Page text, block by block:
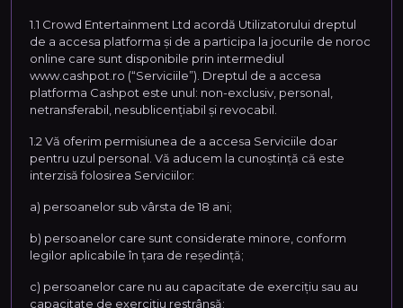
1.1 Crowd Entertainment Ltd acordă Utilizatorului dreptul
de a accesa platforma și de a participa la jocurile de noroc
online care sunt disponibile prin intermediul
www.cashpot.ro (“Serviciile”). Dreptul de a accesa
platforma Cashpot este unul: non-exclusiv, personal,
netransferabil, nesublicențiabil și revocabil.
1.2 Vă oferim permisiunea de a accesa Serviciile doar
pentru uzul personal. Vă aducem la cunoștință că este
interzisă folosirea Serviciilor:
a) persoanelor sub vârsta de 18 ani;
b) persoanelor care sunt considerate minore, conform
legilor aplicabile în țara de reședință;
c) persoanelor care nu au capacitate de exercițiu sau au
capacitate de exercițiu restrânsă;